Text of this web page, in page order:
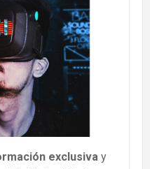
exclusiva y